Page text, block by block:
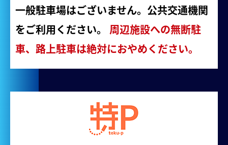
一般駐車場はございません。公共交通機関
をご利用ください。
周辺施設への無断駐
車、路上駐車は絶対におやめください。